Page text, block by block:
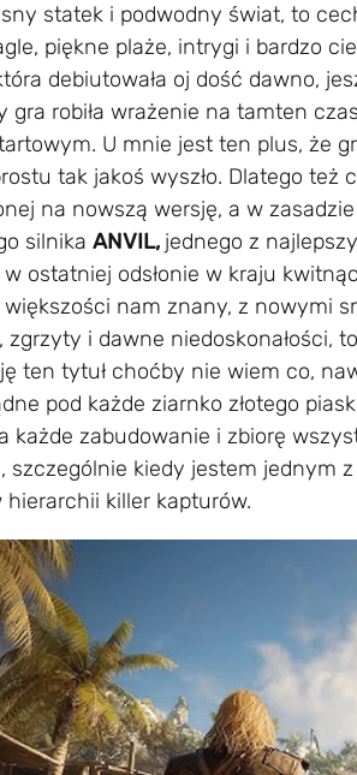
statek i podwodny świat, to
piękne plaże, intrygi i bardzo
debiutowała oj dość dawno,
gra robiła wrażenie na tamten
U mnie jest ten plus, że
tak jakoś wyszło. Dlatego też
na nowszą wersję, a w
silnika ANVIL, jednego z
ostatniej odsłonie w kraju
nam znany, z nowymi
zgrzyty i dawne niedoskonałości,
ten tytuł choćby nie wiem co,
pod każde ziarnko złotego
każde zabudowanie i zbiorę
szczególnie kiedy jestem jednym
hierarchii killer kapturów.